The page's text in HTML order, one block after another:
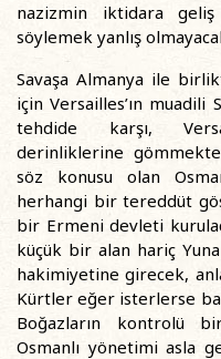
nazizmin iktidara
söylemek yanlış
Savaşa Almanya ile
için Versailles’ın muadili
tehdide karşı,
derinliklerine
söz konusu olan
herhangi bir tereddüt
bir Ermeni devleti
küçük bir alan hariç
hakimiyetine girecek,
Kürtler eğer isterlerse
Boğazların kontrolü
Osmanlı yönetimi asla